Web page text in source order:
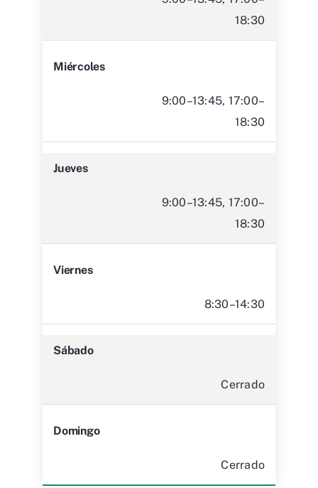
18:30
Miércoles
9:00–13:45, 17:00–
18:30
Jueves
9:00–13:45, 17:00–
18:30
Viernes
8:30–14:30
Sábado
Cerrado
Domingo
Cerrado